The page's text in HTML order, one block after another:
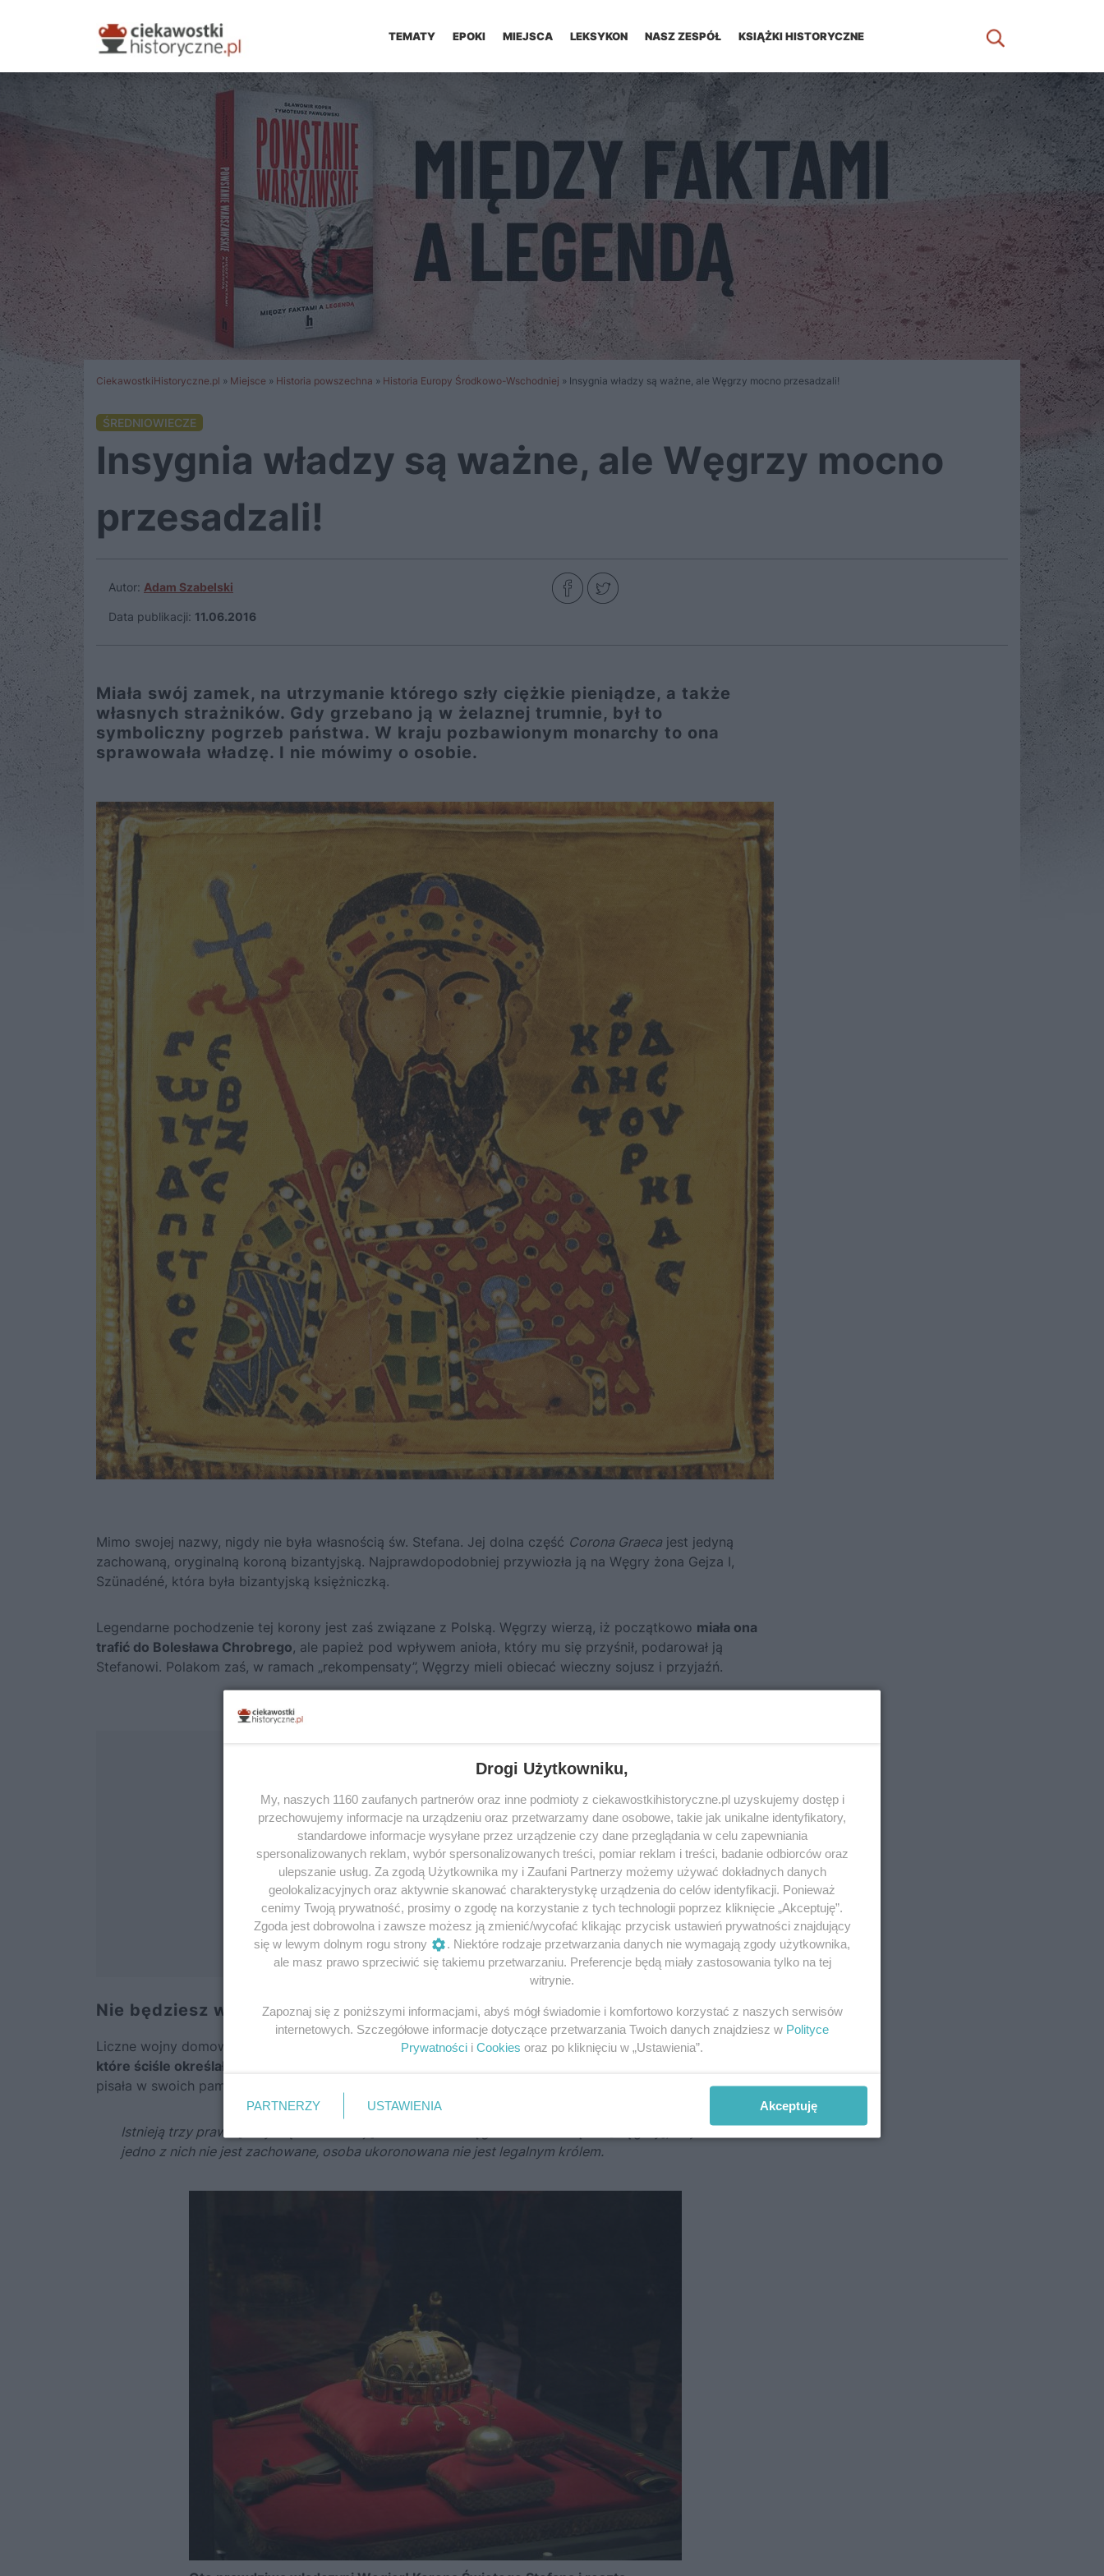
TEMATY EPOKI MIEJSCA LEKSYKON NASZ ZESPÓŁ KSIĄŻKI HISTORYCZNE
CiekawostkiHistoryczne.pl » Miejsce » Historia powszechna » Historia Europy Środkowo-Wschodniej » Insygnia władzy są ważne, ale Węgrzy mocno przesadzali!
ŚREDNIOWIECZE
Insygnia władzy są ważne, ale Węgrzy mocno
przesadzali!
Autor: Adam Szabelski
Data publikacji: 11.06.2016
Miała swój zamek, na utrzymanie którego szły ciężkie pieniądze, a także
własnych strażników. Gdy grzebano ją w żelaznej trumnie, był to
symboliczny pogrzeb państwa. W kraju pozbawionym monarchy to ona
sprawowała władzę. I nie mówimy o osobie.
Mimo swojej nazwy, nigdy nie była własnością św. Stefana. Jej dolna część Corona Graeca jest jedyną
zachowaną, oryginalną koroną bizantyjską. Najprawdopodobniej przywiozła ją na Węgry żona Gejza I,
Szünadéné, która była bizantyjską księżniczką.
Legendarne pochodzenie tej korony jest zaś związane z Polską. Węgrzy wierzą, iż początkowo miała ona
trafić do Bolesława Chrobrego, ale papież pod wpływem anioła, który mu się przyśnił, podarował ją
Stefanowi. Polakom zaś, w ramach „rekompensaty”, Węgrzy mieli obiecać wieczny sojusz i przyjaźń.
Nie będziesz węgierskim królem, jeśli…
Liczne wojny domowe, które wstrząsały średniowiecznymi Węgrami sprawiły, iż wykształciły sięzasady,
które ściśle określały warunki legalnej koronacji
pisała w swoich pamiętnikach:
Istnieją trzy prawa
jedno z nich nie jest zachowane, osoba ukoronowana nie jest legalnym królem.
Drogi Użytkowniku,
My, naszych 1160 zaufanych partnerów oraz inne podmioty z ciekawostkihistoryczne.pl uzyskujemy dostęp i
przechowujemy informacje na urządzeniu oraz przetwarzamy dane osobowe, takie jak unikalne identyfikatory,
standardowe informacje wysyłane przez urządzenie czy dane przeglądania w celu zapewniania
spersonalizowanych reklam, wybór spersonalizowanych treści, pomiar reklam i treści, badanie odbiorców oraz
ulepszanie usług. Za zgodą Użytkownika my i Zaufani Partnerzy możemy używać dokładnych danych
geolokalizacyjnych oraz aktywnie skanować charakterystykę urządzenia do celów identyfikacji. Ponieważ
cenimy Twoją prywatność, prosimy o zgodę na korzystanie z tych technologii poprzez kliknięcie „Akceptuję”.
Zgoda jest dobrowolna i zawsze możesz ją zmienić/wycofać klikając przycisk ustawień prywatności znajdujący
się w lewym dolnym rogu strony
. Niektóre rodzaje przetwarzania danych nie wymagają zgody użytkownika,
ale masz prawo sprzeciwić się takiemu przetwarzaniu. Preferencje będą miały zastosowania tylko na tej
witrynie.
Zapoznaj się z poniższymi informacjami, abyś mógł świadomie i komfortowo korzystać z naszych serwisów
internetowych. Szczegółowe informacje dotyczące przetwarzania Twoich danych znajdziesz w Polityce
Prywatności i Cookies oraz po kliknięciu w „Ustawienia”.
PARTNERZY USTAWIENIA Akceptuję